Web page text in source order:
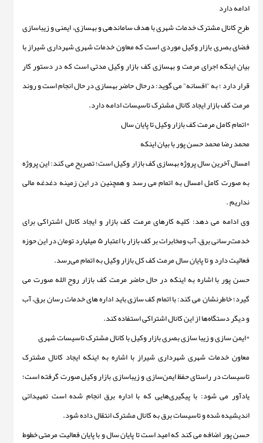
ادامه دارد
طرح کانال مشترک خدمات شهری با هدف ساماندهی و بهسازی، ایمنی و زیباسازی
فضای بصری بازار وکیل موردی است که معاون خدمات شهری شهرداری شیراز با
بیان اینکه اجرای مرمت و بهسازی کف بازار وکیل مدتی است که در دستور کار
قرار دارد ؛ به "افسانه" می گوید: درحال حاضر بهسازی در حال انجام است و روند
مرمت کف بازار ایجاد کانال مشترک تاسیسات ادامه دارد.
*اتمام کامل مرمت کف بازار وکیل تا پایان سال
محمد رضا محمد حسن پور با بیان اینکه
امسال آخرین سال پروژه بهسازی کف بازار وکیل است؛ تصریح می کند: این پروژه
به صورت کامل امسال به اتمام می رسد و همچنین در این زمینه دغدغه مالی
نداریم .
وی ادامه می دهد: کلیه کارهای مرمت کف بازار و ایجاد کانال اشتراکی برای
خدمت‌رسانی برق، آب ومخابرات بر کف بازار با اعتبار ۵ میلیارد تومان در این حوزه
فعالیت دارد و تا پایان سال مرمت کف کل بازار وکیل به اتمام می‌رسد.
حسن پور با اشاره به اینکه در حال حاضر مرمت کف بازار روح الله صورت می
گیرد؛ خاطرنشان می کند: با اتمام کف سازی باید اداره های خدمات رسان برق، آب
و دیگر دستگاه‌ها از این کانال اشتراکی استفاده کند.
*ایمن سازی و زیبا سازی بصری بازار وکیل با کانال مشترک تاسیسات شهری
معاون خدمات شهری شهرداری شیراز با اشاره به اینکه ایجاد کانال مشترک
تاسیسات در راستای حفظ ایمن‌سازی و زیباسازی بازار وکیل صورت گرفته است؛
یادآور می شود: با پیگیری‌هایی که با اداره برق انجام شده است تمهیداتی
اندیشیده شده و تاسیسات برق به کانال مشترک انتقال داده شود.
حسن پور اضافه می کند که امید است تا پایان سال و با پایان فعالیت مرمتی خطوط